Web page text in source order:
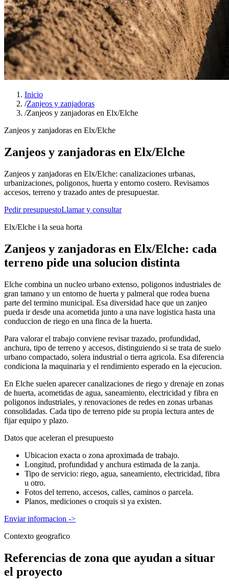
Inicio
/Zanjeos y zanjadoras
/Zanjeos y zanjadoras en Elx/Elche
Zanjeos y zanjadoras en Elx/Elche
Zanjeos y zanjadoras en Elx/Elche
Zanjeos y zanjadoras en Elx/Elche: canalizaciones urbanas,
urbanizaciones, poligonos, huerta y entorno costero. Revisamos
accesos, terreno y trazado antes de presupuestar.
Pedir presupuestoLlamar y consultar
Elx/Elche i la seua horta
Zanjeos y zanjadoras en Elx/Elche: cada
terreno pide una solucion distinta
Elche combina un nucleo urbano extenso, poligonos industriales de
gran tamano y un entorno de huerta y palmeral que rodea buena
parte del termino municipal. Esa diversidad hace que un zanjeo
pueda ir desde una acometida junto a una nave logistica hasta una
conduccion de riego en una finca de la huerta.
Para valorar el trabajo conviene revisar trazado, profundidad,
anchura, tipo de terreno y accesos, distinguiendo si se trata de suelo
urbano compactado, solera industrial o tierra agricola. Esa diferencia
condiciona la maquinaria y el rendimiento esperado en la ejecucion.
En Elche suelen aparecer canalizaciones de riego y drenaje en zonas
de huerta, acometidas de agua, saneamiento, electricidad y fibra en
poligonos industriales, y renovaciones de redes en zonas urbanas
consolidadas. Cada tipo de terreno pide su propia lectura antes de
fijar equipo y plazo.
Datos que aceleran el presupuesto
Ubicacion exacta o zona aproximada de trabajo.
Longitud, profundidad y anchura estimada de la zanja.
Tipo de servicio: riego, agua, saneamiento, electricidad, fibra
u otro.
Fotos del terreno, accesos, calles, caminos o parcela.
Planos, mediciones o croquis si ya existen.
Enviar informacion ->
Contexto geografico
Referencias de zona que ayudan a situar
el proyecto